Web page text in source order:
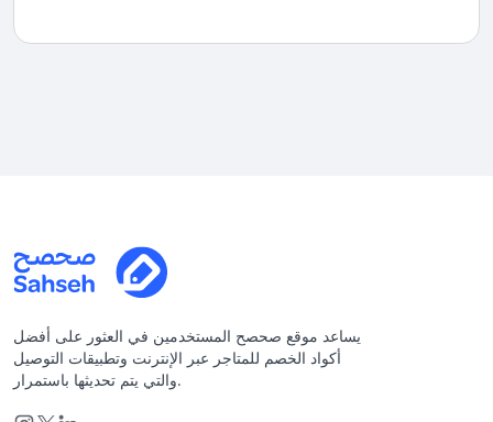
يساعد موقع صحصح المستخدمين في العثور على أفضل
أكواد الخصم للمتاجر عبر الإنترنت وتطبيقات التوصيل
والتي يتم تحديثها باستمرار.